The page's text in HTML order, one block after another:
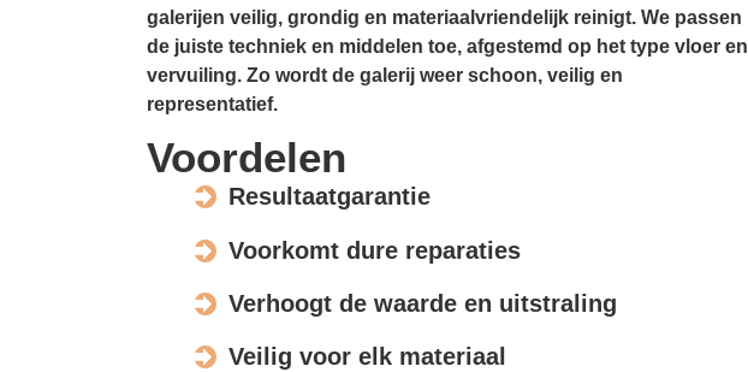
galerijen veilig, grondig en materiaalvriendelijk reinigt. We passen
de juiste techniek en middelen toe, afgestemd op het type vloer en
vervuiling. Zo wordt de galerij weer schoon, veilig en
representatief.
Voordelen
Resultaatgarantie
Voorkomt dure reparaties
Verhoogt de waarde en uitstraling
Veilig voor elk materiaal